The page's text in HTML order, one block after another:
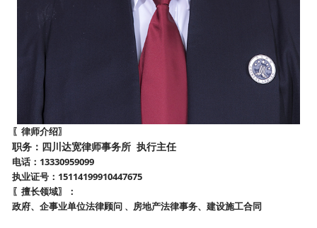
〖律师介绍〗
职务：四川达宽律师事务所 执行主任
电话： 13330959099
执业证号： 15114199910447675
〖擅长领域〗
：
政府、企事业单位法律顾问 、 房地产法律事务、建设施工合同